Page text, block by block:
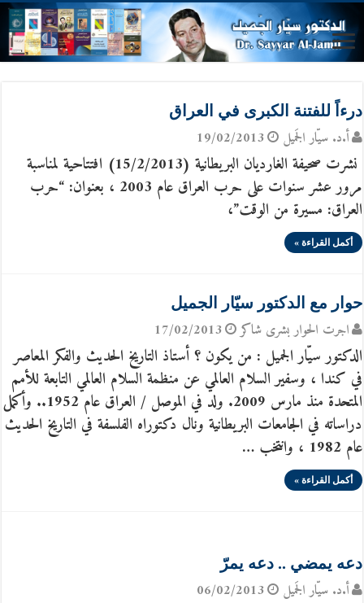
درءاً للفتنة الكبرى في العراق
أ.د. سيّار الجَميل 19/02/2013
نشرت صحيفة الغارديان البريطانية (15/2/2013) افتتاحية لمناسبة
مرور عشر سنوات على حرب العراق عام 2003 ، بعنوان: “حرب
العراق: مسيرة من الوقت”،
أكمل القراءة »
حوار مع الدكتور سيّار الجميل
اجرت الحوار بشرى شاكر 17/02/2013
الدكتور سيّار الجميل : من يكون ؟ أستاذ التاريخ الحديث والفكر المعاصر
في كندا ، وسفير السلام العالمي عن منظمة السلام العالمي التابعة للأمم
المتحدة منذ مارس 2009. ولد في الموصل / العراق عام 1952.. وأكمل
دراساته في الجامعات البريطانية ونال دكتوراه الفلسفة في التاريخ الحديث
عام 1982 ، وانتخب …
أكمل القراءة »
دعه يمضي .. دعه يمرّ
أ.د. سيّار الجَميل 06/02/2013